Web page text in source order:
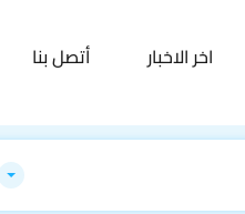
اخر الاخبار أتصل بنا